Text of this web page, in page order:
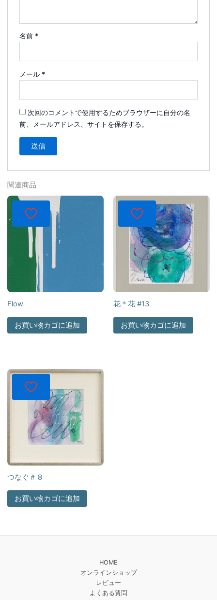
名前 *
メール *
次回のコメントで使用するためブラウザーに自分の名
前、メールアドレス、サイトを保存する。
関連商品
Flow
お買い物カゴに追加
花＊花 #13
お買い物カゴに追加
つなぐ＃８
お買い物カゴに追加
HOME
オンラインショップ
レビュー
よくある質問